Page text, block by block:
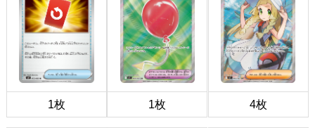
1枚 1枚 4枚